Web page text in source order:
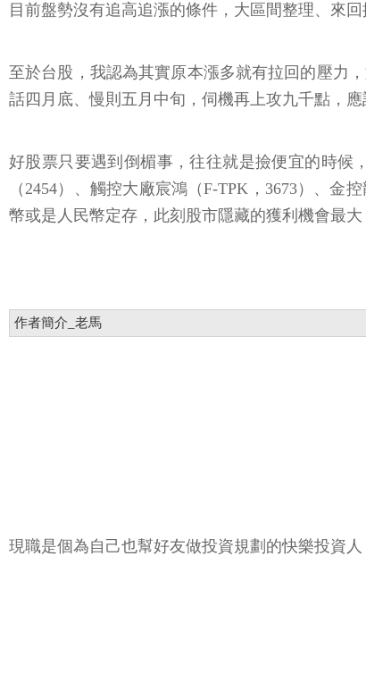
目前盤勢沒有追高追漲的條件，大區間整理、來
至於台股，我認為其實原本漲多就有拉回的壓力
話四月底、慢則五月中旬，伺機再上攻九千點，
好股票只要遇到倒楣事，往往就是撿便宜的時候
（2454）、觸控大廠宸鴻（F-TPK，3673）、
幣或是人民幣定存，此刻股市隱藏的獲利機會最大
作者簡介_老馬
現職是個為自己也幫好友做投資規劃的快樂投資